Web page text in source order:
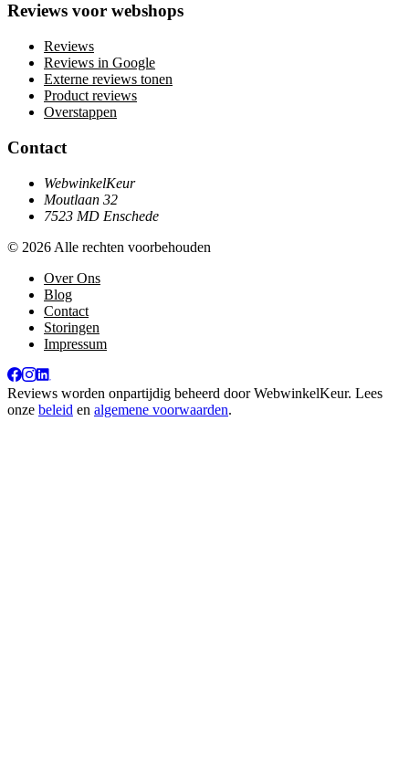
Reviews voor webshops
Reviews
Reviews in Google
Externe reviews tonen
Product reviews
Overstappen
Contact
WebwinkelKeur
Moutlaan 32
7523 MD Enschede
© 2026 Alle rechten voorbehouden
Over Ons
Blog
Contact
Storingen
Impressum
Reviews worden onpartijdig beheerd doorWebwinkelKeur. Lees
onze beleid en algemene voorwaarden.